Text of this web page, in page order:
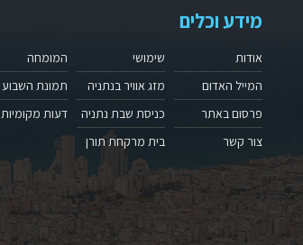
מידע וכלים
אודות
המייל האדום
פרסום באתר
צור קשר
שימושי
מזג אוויר בנתניה
כניסת שבת נתניה
בית מרקחת תורן
המומחה
תמונת השבוע
דעות מקומיות